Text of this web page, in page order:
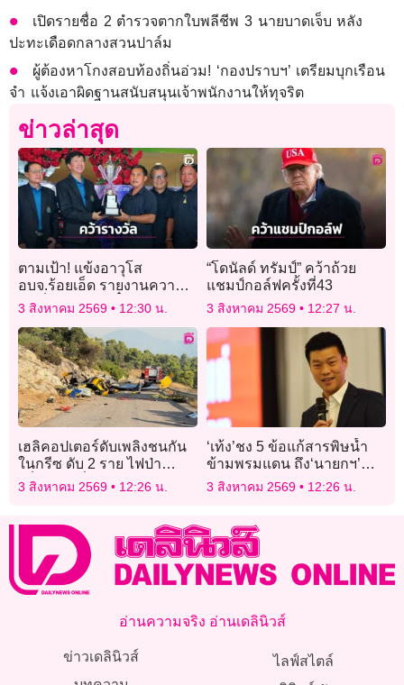
เปิดรายชื่อ 2 ตำรวจตากใบพลีชีพ 3 นายบาดเจ็บ หลัง
ปะทะเดือดกลางสวนปาล์ม
ผู้ต้องหาโกงสอบท้องถิ่นอ่วม! ‘กองปราบฯ’ เตรียมบุกเรือน
จำ แจ้งเอาผิดฐานสนับสนุนเจ้าพนักงานให้ทุจริต
ข่าวล่าสุด
ตามเป้า! แข้งอาวุโส
อบจ.ร้อยเอ็ด รายงานความ
สำเร็จ หลังคว้าตั๋วลุยศึกชิง
3 สิงหาคม 2569 12:30 น.
“โดนัลด์ ทรัมป์” คว้าถ้วย
แชมป์กอล์ฟครั้งที่43
3 สิงหาคม 2569 12:27 น.
เฮลิคอปเตอร์ดับเพลิงชนกัน
ในกรีซ ดับ 2 ราย ไฟป่า
ฝรั่งเศสเปลี่ยนทิศทาง
3 สิงหาคม 2569 12:26 น.
‘เท้ง’ชง 5 ข้อแก้สารพิษน้ำ
ข้ามพรมแดน ถึง‘นายกฯ’
ก่อนพบ ‘มิน อ่อง หล่าย’
3 สิงหาคม 2569 12:26 น.
อ่านความจริง อ่านเดลินิวส์
ข่าวเดลินิวส์
ไลฟ์สไตล์